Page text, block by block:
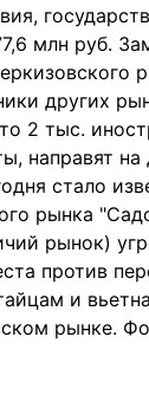
млн руб.
других
2 тыс.
направят на
стало
рынка
рынок)
против
и
рынке.